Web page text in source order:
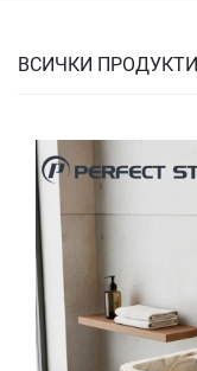
ВСИЧКИ ПРОДУКТИ